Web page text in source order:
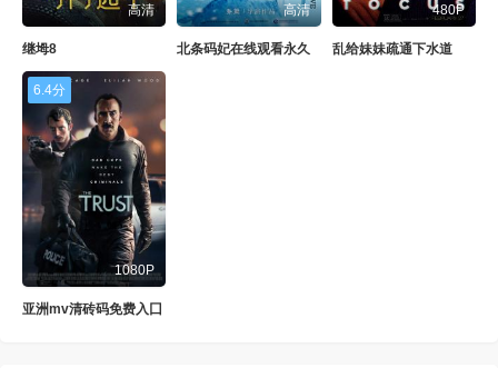
高清
继坶8
高清
北条码妃在线观看永久
480P
乱给妹妹疏通下水道
6.4分
1080P
亚洲mv清砖码免费入囗